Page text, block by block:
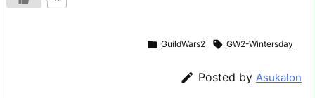
 GuildWars2  GW2-Wintersday
 Posted by Asukalon